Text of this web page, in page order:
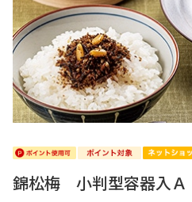
錦松梅 小判型容器入Ａ